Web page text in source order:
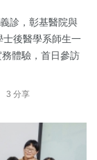
診，彰基醫院與
後醫學系師生一
體驗，首日參訪
3 分享